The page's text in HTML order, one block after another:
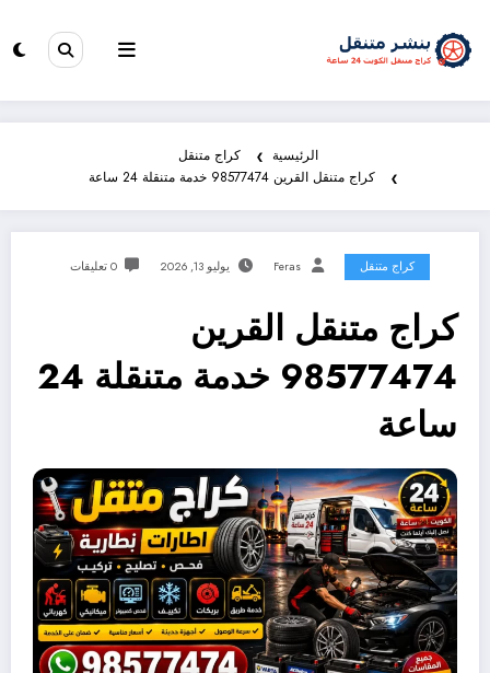
الرئيسية
كراج متنقل
كراج متنقل القرين 98577474 خدمة متنقلة 24 ساعة
كراج متنقل Feras يوليو 13, 2026 0 تعليقات
كراج متنقل القرين
98577474 خدمة متنقلة 24
ساعة